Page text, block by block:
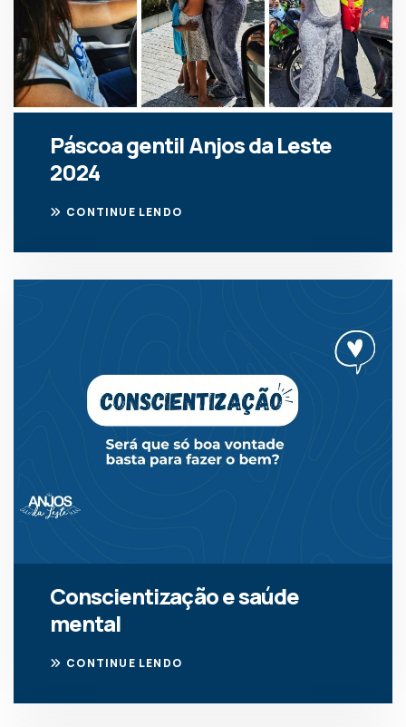
Páscoa gentil Anjos da Leste
2024
CONTINUE LENDO
Conscientização e saúde
mental
CONTINUE LENDO